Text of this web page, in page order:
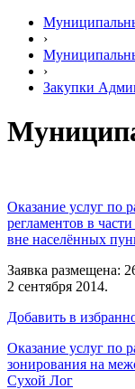
›
›
Закупки
Оказание услуг по
регламентов в
вне населённых
Заявка размещена:
2 сентября 2014.
Добавить в
Оказание услуг по
зонирования на
Сухой Лог